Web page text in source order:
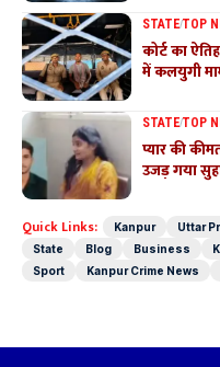
STATETOP
कोर्ट का
में कलयुगी
STATETOP
प्यार की
उजड़ गया
Quick Links: Kanpur Uttar
State
Blog Business
Sport
Kanpur Crime News